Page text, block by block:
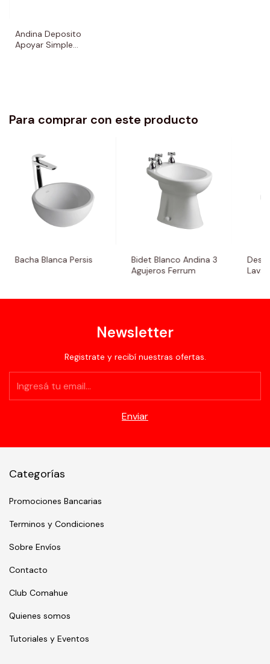
Andina Deposito
Apoyar Simple
Para comprar con este producto
Bacha Blanca Persis
Bidet Blanco Andina 3
Agujeros Ferrum
Newsletter
Registrate y recibí nuestras ofertas.
Categorías
Promociones Bancarias
Terminos y Condiciones
Sobre Envíos
Contacto
Club Comahue
Quienes somos
Tutoriales y Eventos